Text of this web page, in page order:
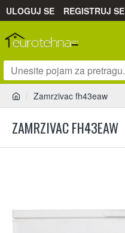
ULOGUJ SE REGISTRUJ SE
Zamrzivac fh43eaw
ZAMRZIVAC FH43EAW